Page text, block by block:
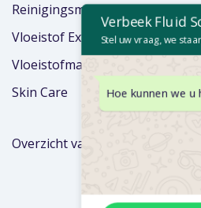
Reinigingsmiddelen
Vloeistof Extra’s
Vloeistofmanagement
Skin Care
Overzicht van merken
Verbeek Fluid
Stel uw vraag, we
Hoe kunnen we u